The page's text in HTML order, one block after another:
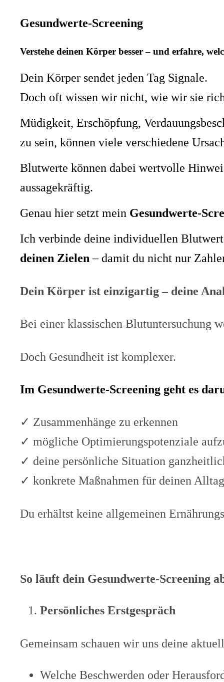
Gesundwerte-Screening
Verstehe deinen Körper besser – und erfahre,
Dein Körper sendet jeden Tag Signale.
Doch oft wissen wir nicht, wie wir sie
Müdigkeit, Erschöpfung,
zu sein, können viele verschiedene
Blutwerte können dabei wertvolle
aussagekräftig.
Genau hier setzt mein Gesundwerte-
Ich verbinde deine individuellen
deinen Zielen– damit du nicht nur
Dein Körper ist einzigartig – deine
Bei einer klassischen Blutuntersuchung
Doch Gesundheit ist komplexer.
Im Gesundwerte-Screening geht es
✓ Zusammenhänge zu erkennen
✓ mögliche Optimierungspotenziale
✓ deine persönliche Situation
✓ konkrete Maßnahmen für deinen
Du erhältst keine allgemeinen
So läuft dein Gesundwerte-Screening
Persönliches Erstgespräch
Gemeinsam schauen wir uns deine
Welche Beschwerden oder